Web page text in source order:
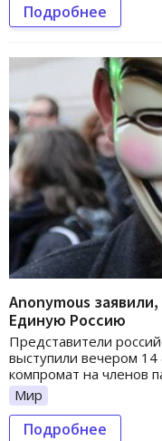
Подробнее
Anonymous
Единую Россию
Представители
выступили вечером 14
компромат на членов
Мир
Подробнее